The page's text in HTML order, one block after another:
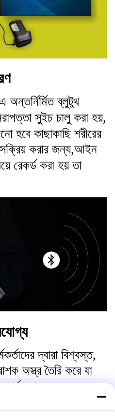
ব্লুটুথ
সুইচ চালু করা হয়,
হবে কাছাকাছি শরীরের
সক্রিয় করার জন্য,আইন
রেকর্ড করা হয় তা
দ্বারা বিশ্বস্ত,
অস্ত্র তৈরি করে যা
কার্যকর।
আলো,